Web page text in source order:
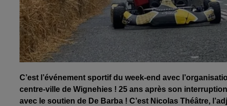
C’est l’événement sportif du week-end avec
centre-ville de Wignehies ! 25 ans après son
avec le soutien de De Barba ! C’est Nicolas Théâtre,